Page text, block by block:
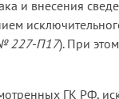
и внесения
№ 227-П17). При
ГК РФ,